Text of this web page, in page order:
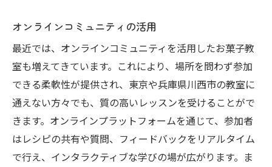
オンラインコミュニティの活用
最近では、オンラインコミュニティを活用したお菓子教
室も増えてきています。これにより、場所を問わず参加
できる柔軟性が提供され、東京や兵庫県川西市の教室に
通えない方々でも、質の高いレッスンを受けることがで
きます。オンラインプラットフォームを通じて、参加者
はレシピの共有や質問、フィードバックをリアルタイム
で行え、インタラクティブな学びの場が広がります。ま